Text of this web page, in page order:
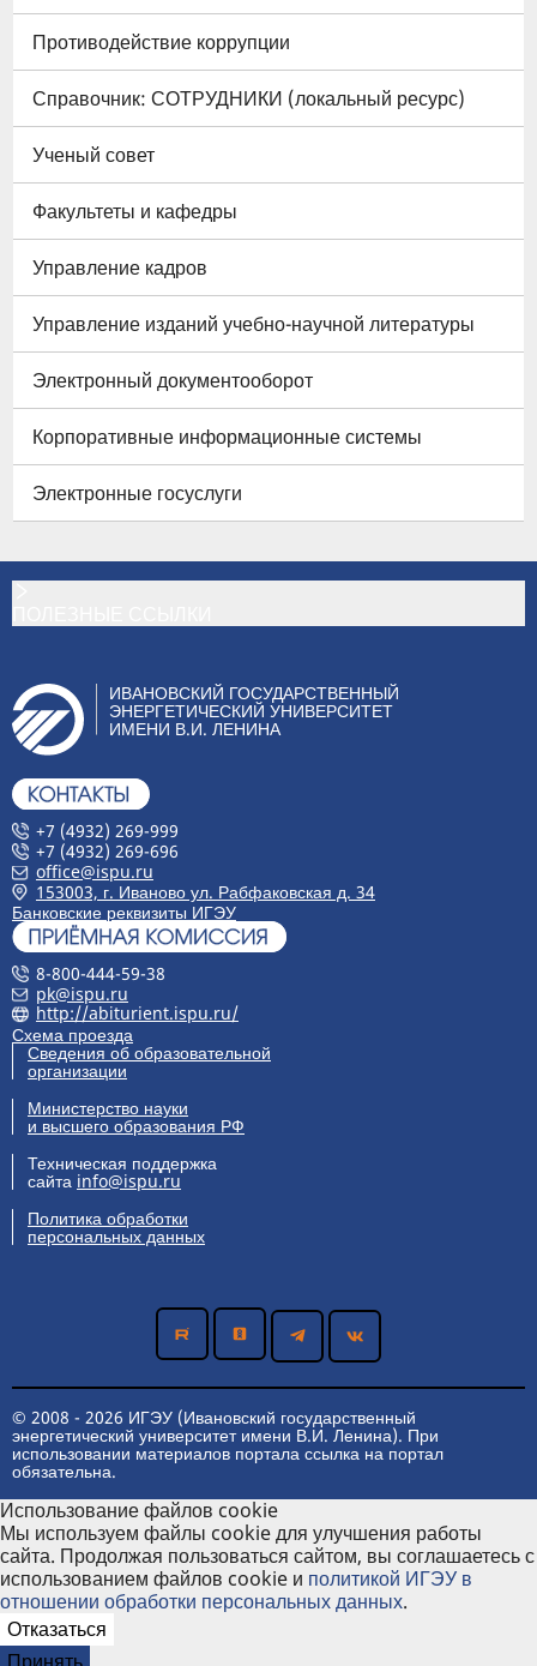
Противодействие коррупции
Справочник: СОТРУДНИКИ (локальный ресурс)
Ученый совет
Факультеты и кафедры
Управление кадров
Управление изданий учебно-научной литературы
Электронный документооборот
Корпоративные информационные системы
Электронные госуслуги
ИВАНОВСКИЙ ГОСУДАРСТВЕННЫЙ
ЭНЕРГЕТИЧЕСКИЙ УНИВЕРСИТЕТ
ИМЕНИ В.И. ЛЕНИНА
+7 (4932) 269-999
+7 (4932) 269-696
office@ispu.ru
153003, г. Иваново ул. Рабфаковская д. 34
Банковские реквизиты ИГЭУ
8-800-444-59-38
pk@ispu.ru
http://abiturient.ispu.ru/
Схема проезда
Сведения об образовательной
организации
Министерство науки
и высшего образования РФ
Техническая поддержка
сайта info@ispu.ru
Политика обработки
персональных данных
© 2008 - 2026 ИГЭУ (Ивановский государственный
энергетический университет имени В.И. Ленина). При
использовании материалов портала ссылка на портал
обязательна.
Использование файлов cookie
Мы используем файлы cookie для улучшения работы
сайта. Продолжая пользоваться сайтом, вы соглашаетесь с
использованием файлов cookie и политикой ИГЭУ в
отношении обработки персональных данных.
Отказаться
Принять